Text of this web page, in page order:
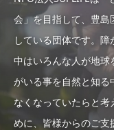
会」を目指して、豊
している団体です。
中はいろんな人が地
がいる事を自然と知る
なくなっていたらと考
めに、皆様からのご支